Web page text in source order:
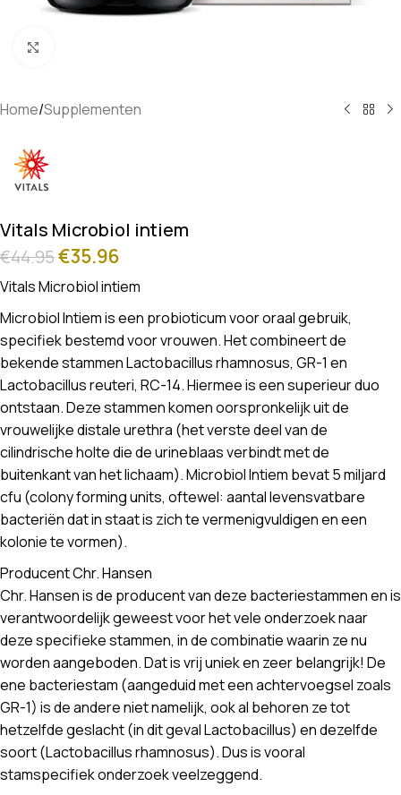
Home/Supplementen
Vitals Microbiol intiem
€44.95€35.96
Vitals Microbiol intiem
Microbiol Intiem is een probioticum voor oraal gebruik,
specifiek bestemd voor vrouwen. Het combineert de
bekende stammen Lactobacillus rhamnosus, GR-1 en
Lactobacillus reuteri, RC-14. Hiermee is een superieur duo
ontstaan. Deze stammen komen oorspronkelijk uit de
vrouwelijke distale urethra (het verste deel van de
cilindrische holte die de urineblaas verbindt met de
buitenkant van het lichaam). Microbiol Intiem bevat 5 miljard
cfu (colony forming units, oftewel: aantal levensvatbare
bacteriën dat in staat is zich te vermenigvuldigen en een
kolonie te vormen).
Producent Chr. Hansen
Chr. Hansen is de producent van deze bacteriestammen en is
verantwoordelijk geweest voor het vele onderzoek naar
deze specifieke stammen, in de combinatie waarin ze nu
worden aangeboden. Dat is vrij uniek en zeer belangrijk! De
ene bacteriestam (aangeduid met een achtervoegsel zoals
GR-1) is de andere niet namelijk, ook al behoren ze tot
hetzelfde geslacht (in dit geval Lactobacillus) en dezelfde
soort (Lactobacillus rhamnosus). Dus is vooral
stamspecifiek onderzoek veelzeggend.